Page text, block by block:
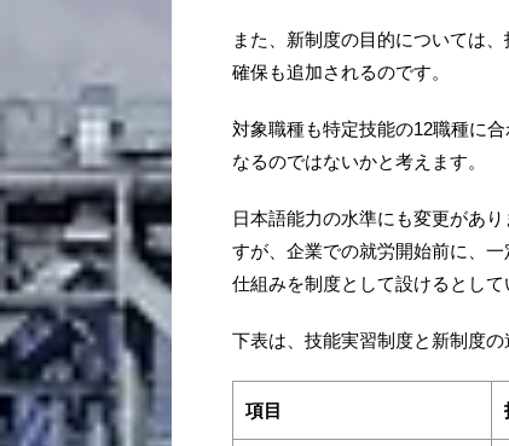
また、新制度の目的については
確保も追加されるのです。
対象職種も特定技能の12職種に
なるのではないかと考えます。
日本語能力の水準にも変更があ
すが、企業での就労開始前に、
仕組みを制度として設けるとし
下表は、技能実習制度と新制度の
項目